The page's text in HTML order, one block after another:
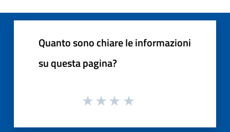
Quanto sono chiare le informazioni
su questa pagina?